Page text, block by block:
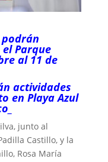
podrán
Parque
al 11 de
actividades
en Playa Azul
junto al
Castillo, y la
Rosa María